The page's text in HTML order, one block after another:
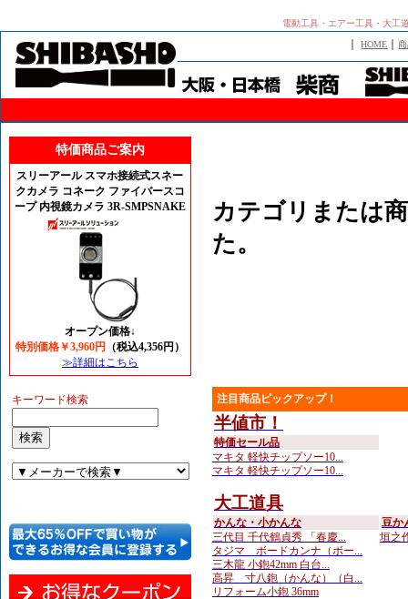
電動工具・エアー工具・大工
｜HOME ｜
特価商品ご案内
スリーアール スマホ接続式スネー
クカメラ コネーク ファイバースコ
ープ 内視鏡カメラ 3R-SMPSNAKE
オープン価格↓
特別価格￥3,960円
（税込4,356円）
≫詳細はこちら
キーワード検索
カテゴリまたは
た。
注目商品ピックアップ！
半値市！
特価セール品
マキタ 軽快チップソー10...
マキタ 軽快チップソー10...
大工道具
かんな・小かんな
三代目 千代鶴貞秀 「春慶...
タジマ ボードカンナ（ボー...
三木龍 小鉋42mm 白台...
高昇 寸八鉋（かんな）（白...
リフォーム小鉋 36mm
豆か
垣之